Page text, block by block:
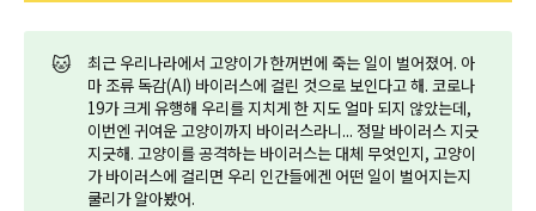
🐱
최근 우리나라에서 고양이가 한꺼번에 죽는 일이 벌어졌어. 아
마 조류 독감(AI) 바이러스에 걸린 것으로 보인다고 해. 코로나
19가 크게 유행해 우리를 지치게 한 지도 얼마 되지 않았는데,
이번엔 귀여운 고양이까지 바이러스라니... 정말 바이러스 지긋
지긋해. 고양이를 공격하는 바이러스는 대체 무엇인지, 고양이
가 바이러스에 걸리면 우리 인간들에겐 어떤 일이 벌어지는지
쿨리가 알아봤어.